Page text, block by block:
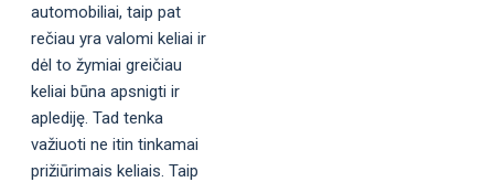
automobiliai, taip pat
rečiau yra valomi keliai ir
dėl to žymiai greičiau
keliai būna apsnigti ir
aplediję. Tad tenka
važiuoti ne itin tinkamai
prižiūrimais keliais. Taip